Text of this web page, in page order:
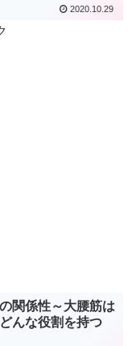
2020.10.29
関係性～大腰筋は
んな役割を持つ